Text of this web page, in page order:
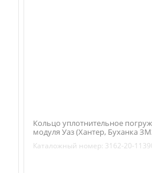
Кольцо уплотнительное
модуля Уаз (Хантер, Буханка
(Патриот до 2017 года два
УАЗ) 3162-20-1139022-01
Каталожный номер: 3162-20-